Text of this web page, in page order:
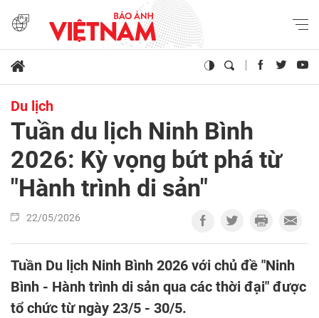
Du lịch
Tuần du lịch Ninh Bình
2026: Kỳ vọng bứt phá từ
"Hành trình di sản"
22/05/2026
Tuần Du lịch Ninh Bình 2026 với chủ đề "Ninh
Bình - Hành trình di sản qua các thời đại" được
tổ chức từ ngày 23/5 - 30/5.